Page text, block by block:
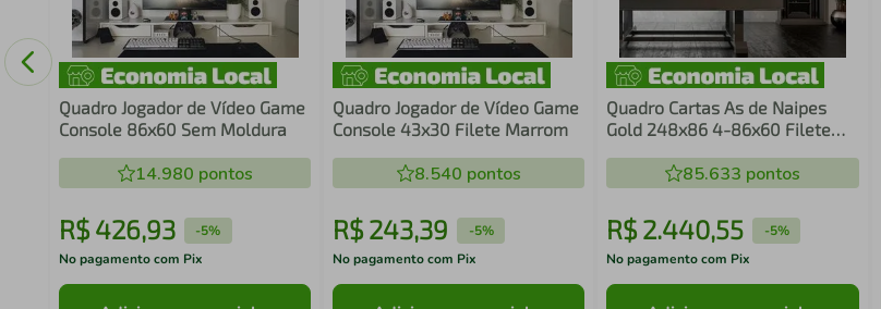
Quadro Jogador de Vídeo Game
Console 86x60 Sem Moldura
14.980 pontos
R$ 426,93 -5%
No pagamento com Pix
Quadro Jogador de Vídeo Game
Console 43x30 Filete Marrom
8.540 pontos
R$ 243,39 -5%
No pagamento com Pix
Quadro Cartas As de Naipes
Gold 248x86 4-86x60 Filete
85.633 pontos
R$2.440,55 -5%
No pagamento com Pix